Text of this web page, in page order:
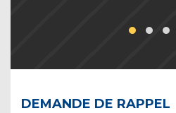
DEMANDE DE RAPPEL